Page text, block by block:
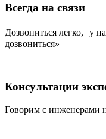
Всегда на связи
Дозвониться легко, у
дозвониться»
Консультации
Говорим с инженерами